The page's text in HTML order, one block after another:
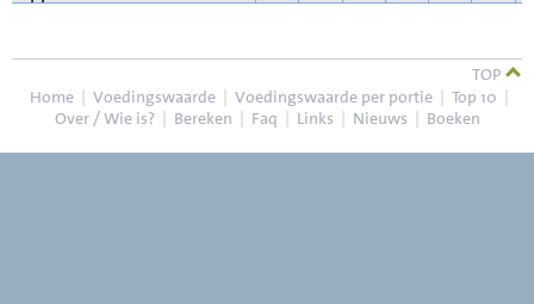
TOP
Home | Voedingswaarde | Voedingswaarde per portie | Top 10 |
Over / Wie is? | Bereken | Faq | Links | Nieuws | Boeken